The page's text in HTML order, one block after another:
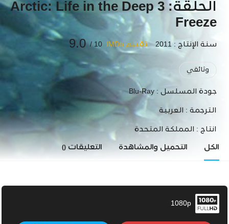
الحلقة: 3 Arctic: Life in the Deep
Freeze
سنة الإنتاج : 2011 تقييم IMDb 10 /
9.0
وثائقي
جودة المسلسل : Blu-Ray
الترجمة : العربية
انتاج : المملكة المتحدة
الكل التحميل والمشاهدة التعليقات ()
1080p